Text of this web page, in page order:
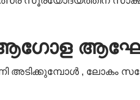
അടിക്കുമ്പോൾ , ലോകം